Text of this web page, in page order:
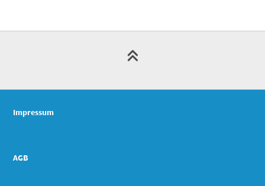
Impressum
AGB